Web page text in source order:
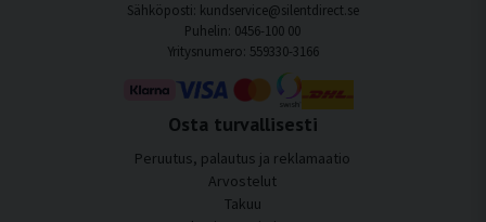
Tärinän ja melun vaimentaminen luo rauhallisemman ja miellyttävämmän olon
Vähemmän äänivuotoja parantaa lepo- ja keskusteluolosuhteita.
Alhaisemmat melutasot vähentävät stressiä ja parantavat palautumista.
Sähköposti: kundservice@silentdirect.se
Puhelin: 0456-100 00
Yritysnumero: 559330-3166
Osta turvallisesti
Peruutus, palautus ja reklamaatio
Arvostelut
Takuu